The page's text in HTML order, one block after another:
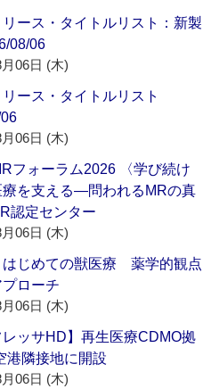
ース・タイトルリスト：新製
08/06
06日 (木)
リース・タイトルリスト
06日 (木)
フォーラム2026 〈学び続け
療を支える―問われるMRの真
認定センター
06日 (木)
はじめての獣医療 薬学的観点
ローチ
06日 (木)
レッサHD】再生医療CDMO拠
港隣接地に開設
06日 (木)